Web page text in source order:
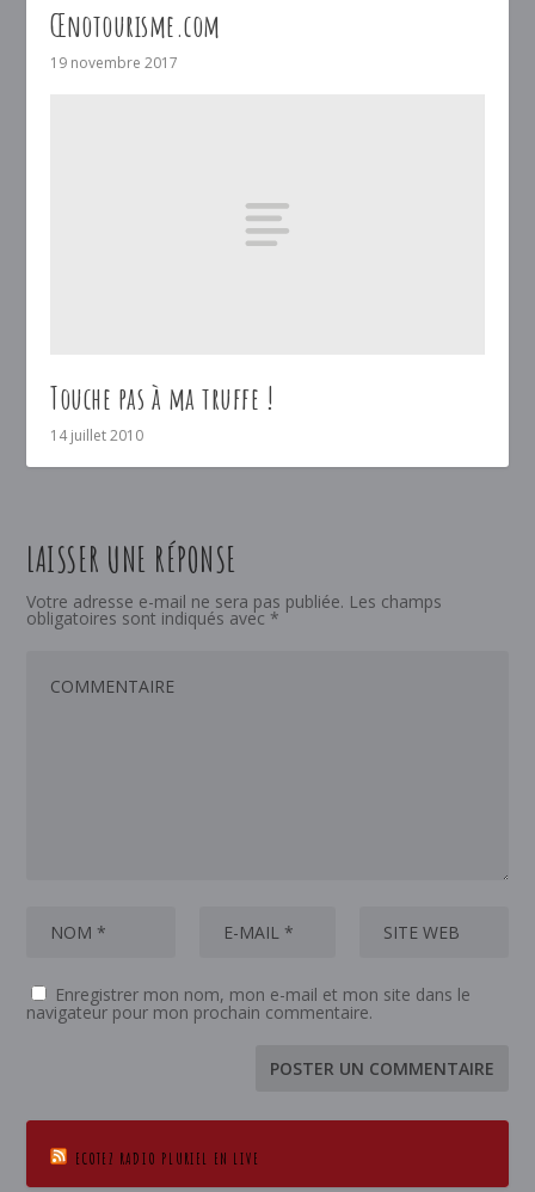
Œnotourisme.com
19 novembre 2017
Touche pas à ma truffe !
14 juillet 2010
LAISSER UNE RÉPONSE
Votre adresse e-mail ne sera pas publiée. Les champs
obligatoires sont indiqués avec *
Enregistrer mon nom, mon e-mail et mon site dans le
navigateur pour mon prochain commentaire.
ECOTEZ RADIO PLURIEL EN LIVE